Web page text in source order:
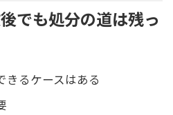
でも処分の道は残っ
きるケースはある